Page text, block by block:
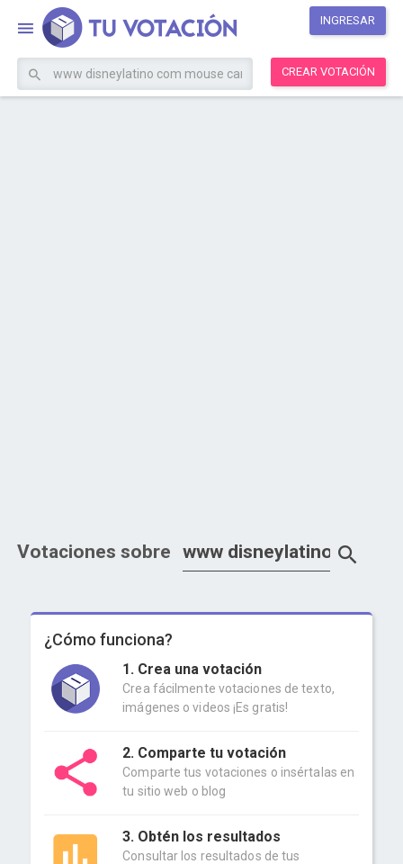
INGRESAR
CREAR VOTACIÓN
Votaciones sobre
¿Cómo funciona?
1. Crea una votación
Crea fácilmente votaciones de texto,
imágenes o videos ¡Es gratis!
2. Comparte tu votación
Comparte tus votaciones o insértalas en
tu sitio web o blog
3. Obtén los resultados
Consultar los resultados de tus